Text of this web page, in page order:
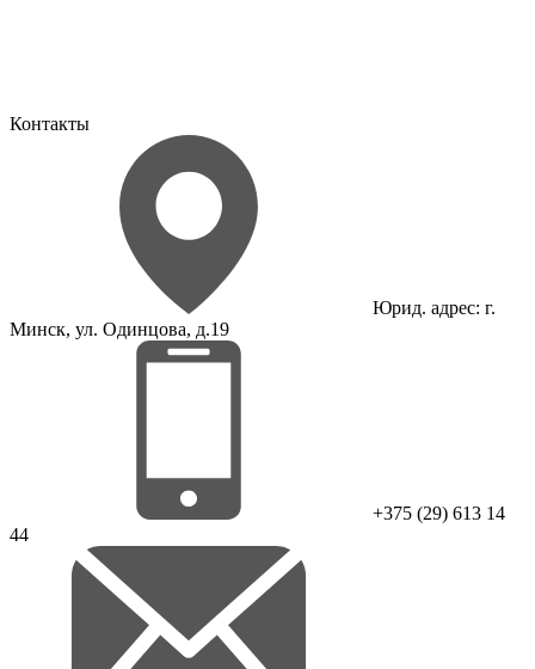
Контакты
Юрид. адрес: г.
Минск, ул. Одинцова, д.19
+375 (29) 613 14
44